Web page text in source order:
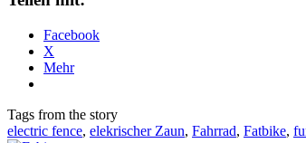
Facebook
X
Mehr
Tags from the story
electric fence, elekrischer Zaun, Fahrrad, Fatbike,